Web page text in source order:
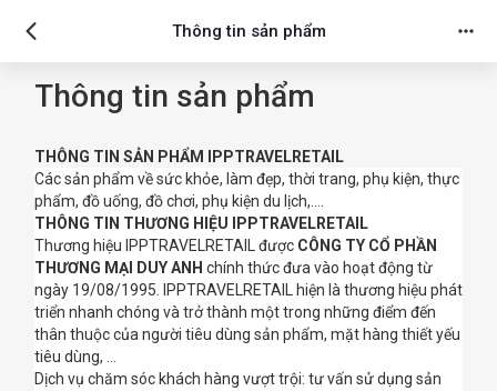
Thông tin sản phẩm
Thông tin sản phẩm
THÔNG TIN SẢN PHẨM IPPTRAVELRETAIL
Các sản phẩm về sức khỏe, làm đẹp, thời trang, phụ kiện, thực
phẩm, đồ uống, đồ chơi, phụ kiện du lịch,….
THÔNG TIN THƯƠNG HIỆU IPPTRAVELRETAIL
Thương hiệu IPPTRAVELRETAIL được CÔNG TY CỔ PHẦN
THƯƠNG MẠI DUY ANH chính thức đưa vào hoạt động từ
ngày 19/08/1995. IPPTRAVELRETAIL hiện là thương hiệu phát
triển nhanh chóng và trở thành một trong những điểm đến
thân thuộc của người tiêu dùng sản phẩm, mặt hàng thiết yếu
tiêu dùng, …
Dịch vụ chăm sóc khách hàng vượt trội: tư vấn sử dụng sản